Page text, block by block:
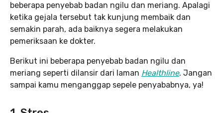
beberapa penyebab badan ngilu dan meriang. Apalagi
ketika gejala tersebut tak kunjung membaik dan
semakin parah, ada baiknya segera melakukan
pemeriksaan ke dokter.
Berikut ini beberapa penyebab badan ngilu dan
meriang seperti dilansir dari laman Healthline. Jangan
sampai kamu menganggap sepele penyababnya, ya!